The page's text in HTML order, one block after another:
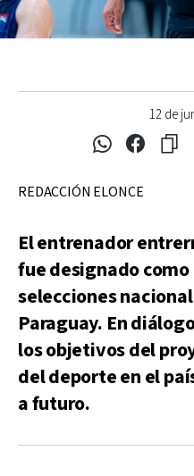
12 de
REDACCIÓN ELONCE
El entrenador
fue designado
selecciones
Paraguay. En
los objetivos del
del deporte en el
a futuro.